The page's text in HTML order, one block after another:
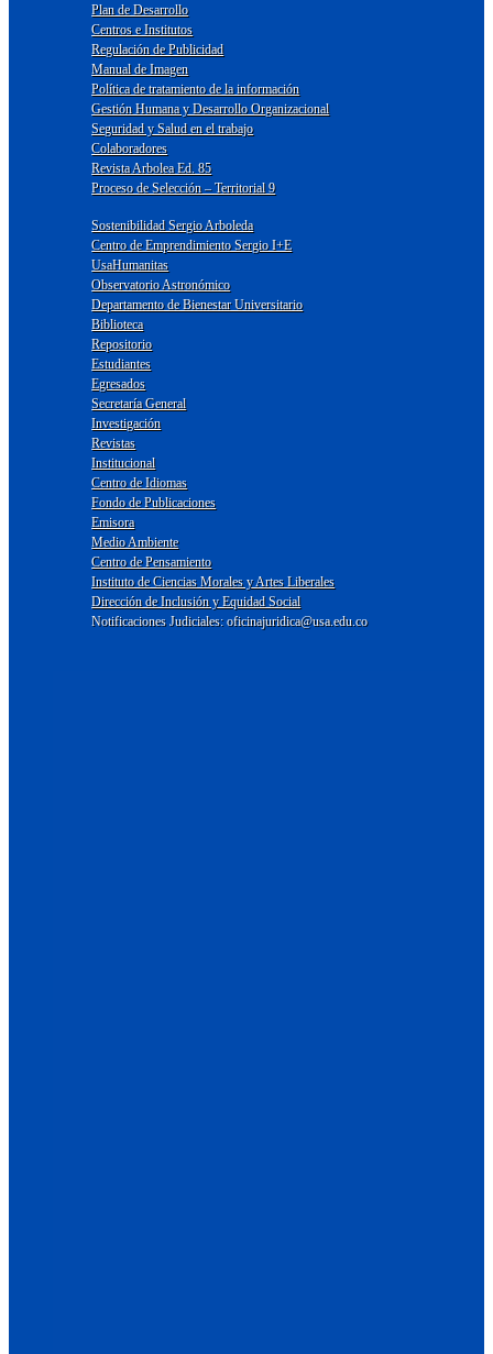
Plan de Desarrollo
Centros e Institutos
Regulación de Publicidad
Manual de Imagen
Política de tratamiento de la información
Gestión Humana y Desarrollo Organizacional
Seguridad y Salud en el trabajo
Colaboradores
Revista Arbolea Ed. 85
Proceso de Selección – Territorial 9
Sostenibilidad Sergio Arboleda
Centro de Emprendimiento Sergio I+E
UsaHumanitas
Observatorio Astronómico
Departamento de Bienestar Universitario
Biblioteca
Repositorio
Estudiantes
Egresados
Secretaría General
Investigación
Revistas
Institucional
Centro de Idiomas
Fondo de Publicaciones
Emisora
Medio Ambiente
Centro de Pensamiento
Instituto de Ciencias Morales y Artes Liberales
Dirección de Inclusión y Equidad Social
Notificaciones Judiciales: oficinajuridica@usa.edu.co